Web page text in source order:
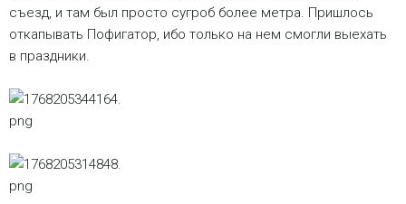
съезд, и там был просто сугроб более метра. Пришлось
откапывать Пофигатор, ибо только на нем смогли выехать
в праздники.